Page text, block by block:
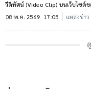
วีดีทัศน์ (Video Clip) บนเว็บไซต์
08 พ.ค. 2569 17:05 แหล่งข่าว